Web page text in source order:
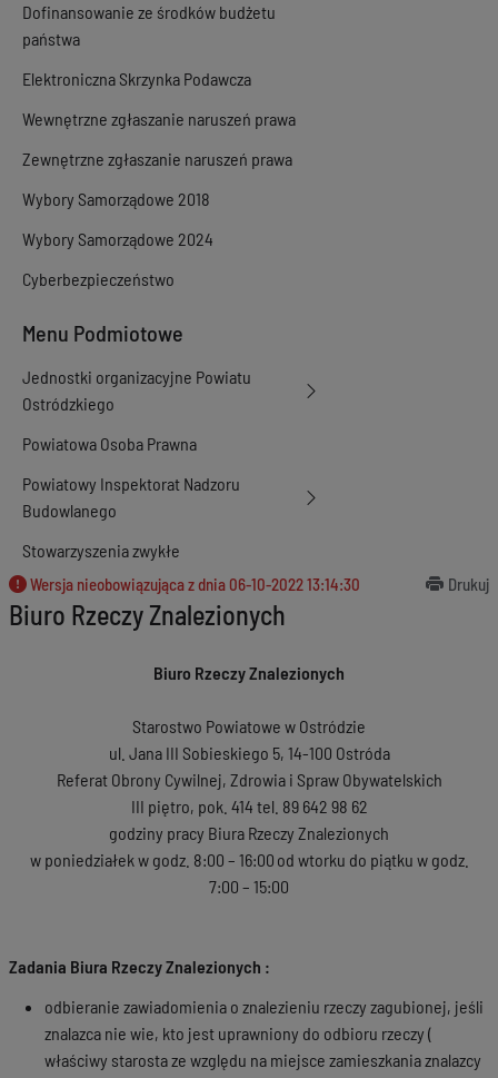
Dofinansowanie ze środków budżetu
państwa
Elektroniczna Skrzynka Podawcza
Wewnętrzne zgłaszanie naruszeń prawa
Zewnętrzne zgłaszanie naruszeń prawa
Wybory Samorządowe 2018
Wybory Samorządowe 2024
Cyberbezpieczeństwo
Menu Podmiotowe
Jednostki organizacyjne Powiatu
Ostródzkiego
Powiatowa Osoba Prawna
Powiatowy Inspektorat Nadzoru
Budowlanego
Stowarzyszenia zwykłe
Wersja nieobowiązująca z dnia 06-10-2022 13:14:30 Drukuj
Biuro Rzeczy Znalezionych
Biuro Rzeczy Znalezionych
Starostwo Powiatowe w Ostródzie
ul. Jana III Sobieskiego 5, 14-100 Ostróda
Referat Obrony Cywilnej, Zdrowia i Spraw Obywatelskich
III piętro, pok. 414 tel. 89 642 98 62
godziny pracy Biura Rzeczy Znalezionych
w poniedziałek w godz. 8:00 – 16:00 od wtorku do piątku w godz.
7:00 – 15:00
Zadania Biura Rzeczy Znalezionych :
odbieranie zawiadomienia o znalezieniu rzeczy zagubionej, jeśli
znalazca nie wie, kto jest uprawniony do odbioru rzeczy (
właściwy starosta ze względu na miejsce zamieszkania znalazcy